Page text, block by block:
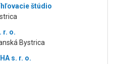
štúdio
r. o.
Bystrica
s. r. o.